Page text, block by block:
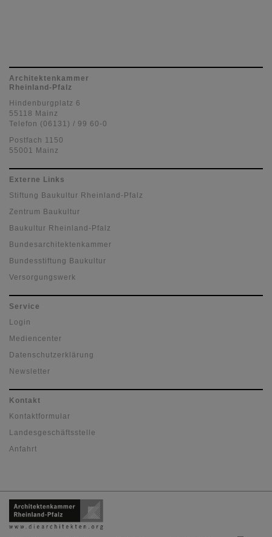
Architektenkammer
Rheinland-Pfalz
Hindenburgplatz 6
55118 Mainz
Telefon (06131) / 99 60-0
Postfach 1150
55001 Mainz
Externe Links
Stiftung Baukultur Rheinland-Pfalz
Zentrum Baukultur
Baukultur Rheinland-Pfalz
Bundesarchitektenkammer
Bundesstiftung Baukultur
Versorgungswerk
Service
Login
Mediencenter
Datenschutzerklärung
Newsletter
Kontakt
Kontaktformular
Landesgeschäftsstelle
Anfahrt